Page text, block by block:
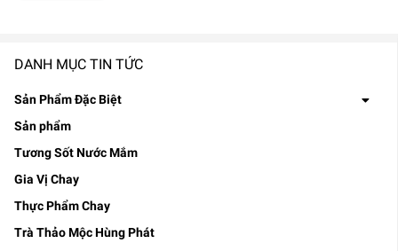
DANH MỤC TIN TỨC
Sản Phẩm Đặc Biệt
Sản phẩm
Tương Sốt Nước Mắm
Gia Vị Chay
Thực Phẩm Chay
Trà Thảo Mộc Hùng Phát